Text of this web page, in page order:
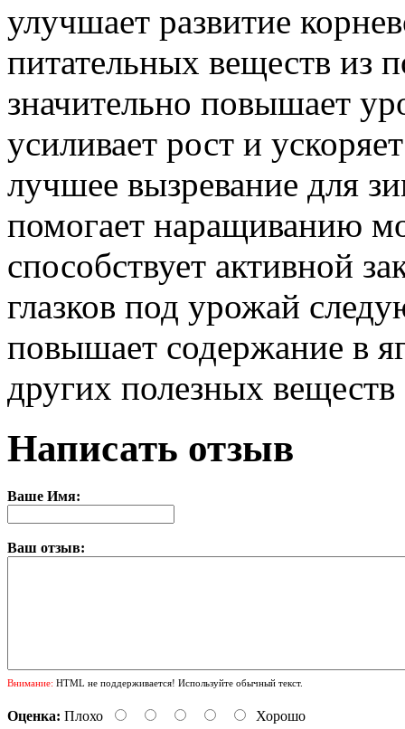
улучшает развитие
питательных веществ из
значительно повышает
усиливает рост и
лучшее вызревание для
помогает наращиванию
способствует активной
глазков под урожай
повышает содержание в
других полезных веществ
Написать отзыв
Ваше Имя:
Ваш отзыв:
Внимание: HTML не поддерживается! Используйте обычный текст.
Оценка: Плохо Хорошо